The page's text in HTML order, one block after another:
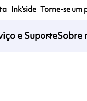
Ink’side Torne-se um
e SuporteSobre